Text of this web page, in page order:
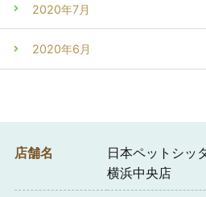
2020年7月
2020年6月
店舗名
日本ペットシッ
横浜中央店